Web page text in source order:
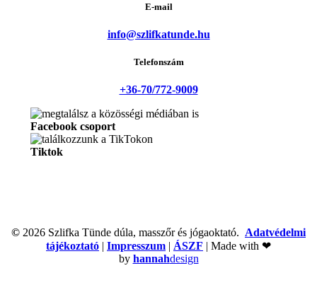
E-mail
info@szlifkatunde.hu
Telefonszám
+36-70/772-9009
Facebook csoport
Tiktok
© 2026 Szlifka Tünde dúla, masszőr és jógaoktató. Adatvédelmi
tájékoztató | Impresszum | ÁSZF | Made with ❤
by hannahdesign